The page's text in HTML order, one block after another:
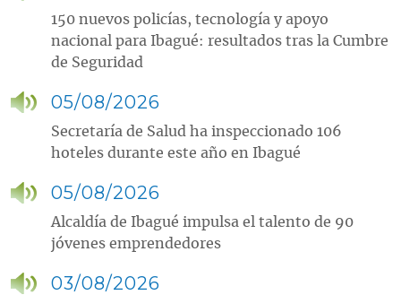
150 nuevos policías, tecnología y apoyo
nacional para Ibagué: resultados tras la Cumbre
de Seguridad
05/08/2026
Secretaría de Salud ha inspeccionado 106
hoteles durante este año en Ibagué
05/08/2026
Alcaldía de Ibagué impulsa el talento de 90
jóvenes emprendedores
03/08/2026